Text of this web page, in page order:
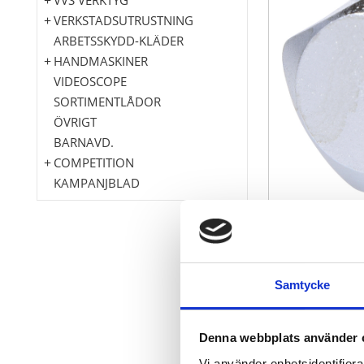
Samtycke
Denna webbplats använder
DIN 3123 /
Innerfyrkant
för manuell
VERKSTADSUTRUSTNING
ARBETSSKYDD-KLÄDER
HANDMASKINER
VIDEOSCOPE
SORTIMENTLÅDOR
ÖVRIGT
BARNAVD.
COMPETITION
KAMPANJBLAD